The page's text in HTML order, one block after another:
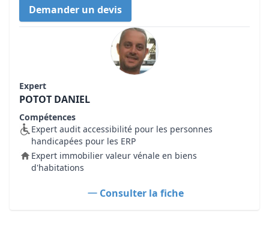
Demander un devis
Expert
POTOT DANIEL
Compétences
Expert audit accessibilité pour les personnes
handicapées pour les ERP
Expert immobilier valeur vénale en biens
d'habitations
Consulter la fiche